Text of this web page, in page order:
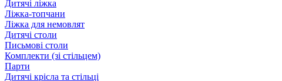
Дитячі ліжка
Ліжка-топчани
Ліжка для немовлят
Дитячі столи
Письмові столи
Комплекти (зі стільцем)
Парти
Дитячі крісла та стільці